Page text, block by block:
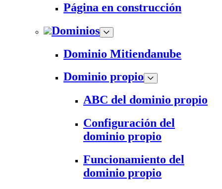
Página en construcción
Dominios
Dominio Mitiendanube
Dominio propio
ABC del dominio propio
Configuración del
dominio propio
Funcionamiento del
dominio propio